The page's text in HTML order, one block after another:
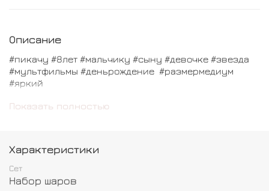
Описание
#пикачу #8лет #мальчику #сыну #девочке #звезда
#мультфильмы #деньрождение #размермедиум
#яркий
В состав входит:
Шар фольгированный Звезда большая с картинкой -
Шар обычный - 10 шт
Показать полностью
Характеристики
Сет
Набор шаров